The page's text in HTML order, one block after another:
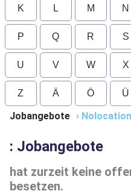
K L M N
P Q R S
U V W X
Z Ä Ö Ü
Jobangebote › Nolocation
: Jobangebote
hat zurzeit keine
besetzen.